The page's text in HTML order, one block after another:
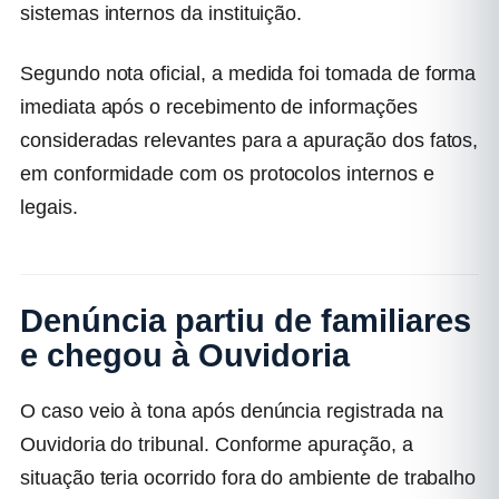
sistemas internos da instituição.
Segundo nota oficial, a medida foi tomada de forma
imediata após o recebimento de informações
consideradas relevantes para a apuração dos fatos,
em conformidade com os protocolos internos e
legais.
Denúncia partiu de familiares
e chegou à Ouvidoria
O caso veio à tona após denúncia registrada na
Ouvidoria do tribunal. Conforme apuração, a
situação teria ocorrido fora do ambiente de trabalho